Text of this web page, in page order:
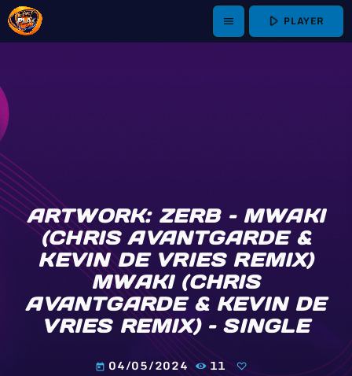
menu play_arrow PLAYER
ARTWORK: ZERB – MWAKI
(CHRIS AVANTGARDE &
KEVIN DE VRIES REMIX)
MWAKI (CHRIS
AVANTGARDE & KEVIN DE
VRIES REMIX) – SINGLE
today 04/05/2024 11